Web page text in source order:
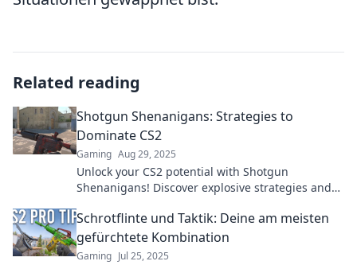
Related reading
Shotgun Shenanigans: Strategies to
Dominate CS2
Gaming Aug 29, 2025
Unlock your CS2 potential with Shotgun
Shenanigans! Discover explosive strategies and
gameplay!
Schrotflinte und Taktik: Deine am meisten
gefürchtete Kombination
Gaming Jul 25, 2025